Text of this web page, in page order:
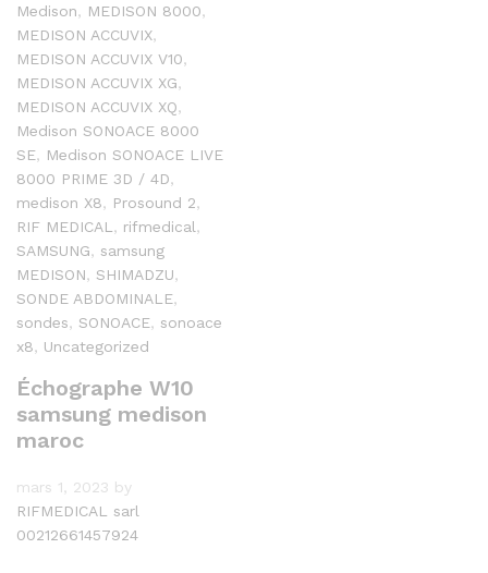
Medison, MEDISON 8000,
MEDISON ACCUVIX,
MEDISON ACCUVIX V10,
MEDISON ACCUVIX XG,
MEDISON ACCUVIX XQ,
Medison SONOACE 8000
SE, Medison SONOACE LIVE
8000 PRIME 3D / 4D,
medison X8, Prosound 2,
RIF MEDICAL, rifmedical,
SAMSUNG, samsung
MEDISON, SHIMADZU,
SONDE ABDOMINALE,
sondes, SONOACE, sonoace
x8, Uncategorized
Échographe W10
samsung medison
maroc
mars 1, 2023 by
RIFMEDICAL sarl
00212661457924